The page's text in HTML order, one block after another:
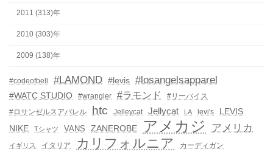
2011 (313)年
2010 (303)年
2009 (138)年
#codeofbell #LAMOND #levis #losangelsapparel
#WATC STUDIO #wrangler #ラモンド
#リーバイス
#ロサンゼルスアパレル
htc Jelleycat Jellycat LA levi's
LEVIS
NIKE
Tシャツ VANS ZANEROBE アメカジ アメリカ
イギリス イタリア カリフォルニア カーディガン